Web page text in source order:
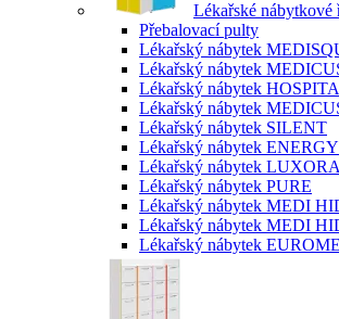
Lékařské nábytkové
Přebalovací pulty
Lékařský nábytek
Lékařský nábytek
Lékařský nábytek
Lékařský nábytek
Lékařský nábytek SILENT
Lékařský nábytek ENERGY
Lékařský nábytek LUXORA
Lékařský nábytek PURE
Lékařský nábytek MEDI
Lékařský nábytek MEDI
Lékařský nábytek